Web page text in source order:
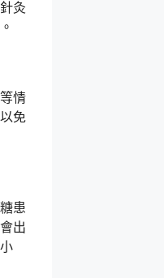
灸
情
免
患
出